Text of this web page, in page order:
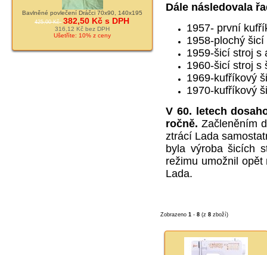
Bavlněné povlečení Dráčci 70x90, 140x195
425,00 Kč 382,50 Kč s DPH
316,12 Kč bez DPH
Ušetříte: 10% z ceny
Dále následovala
1957- první
1958-plochý
1959-šicí stroj s
1960-šicí stroj s
1969-kufříkový
1970-kufříkový
V 60. letech
ročně. Začleněním
ztrácí Lada
byla výroba šicích
režimu umožnil
Lada.
Zobrazeno 1- 8(z 8zboží)